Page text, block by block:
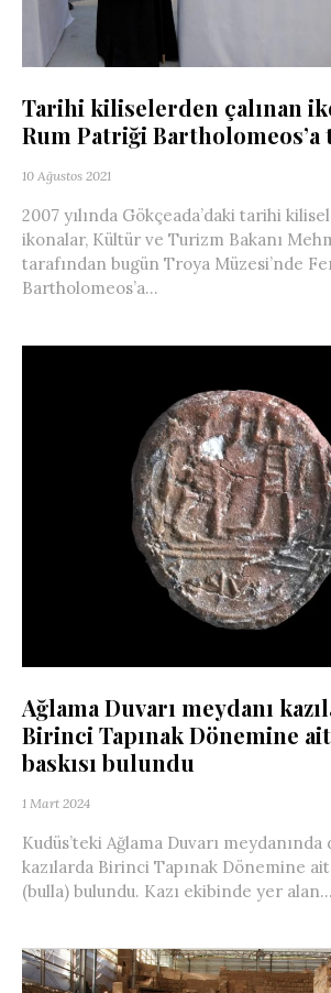
Tarihi kiliselerden çalınan
Rum Patriği
10 Ağustos 2021
2007 yılında Gökçeada’daki tarihi
ikonalar, Kültür ve Turizm Bakanı
tarafından bugün Troya Müzesi’nde
Bartholomeos’a...
Ağlama Duvarı meydanı
Birinci Tapınak Dönemine
baskısı bulundu
1 Mart 2024
Kudüs’teki Ağlama Duvarı
kazılarda Birinci Tapınak Dönemine ait
(bulla) bulundu. Kazı ekibinde yer alan...